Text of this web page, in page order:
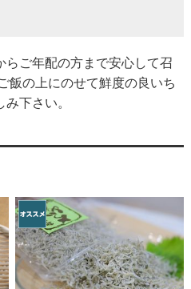
ご年配の方まで安心して召
飯の上にのせて鮮度の良いち
下さい。